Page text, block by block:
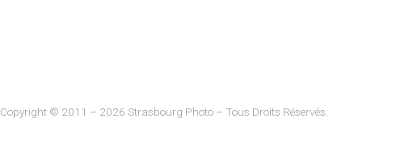
Copyright © 2011 – 2026 Strasbourg Photo – Tous Droits Réservés.